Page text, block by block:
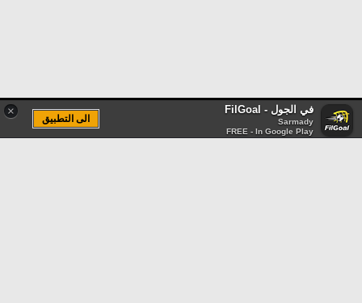
× في الجول - FilGoal
Sarmady
FREE - In Google Play
الى التطبيق